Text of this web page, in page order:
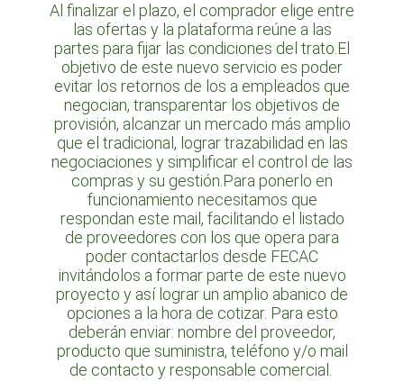
Al finalizar el plazo, el comprador elige entre
las ofertas y la plataforma reúne a las
partes para fijar las condiciones del trato.El
objetivo de este nuevo servicio es poder
evitar los retornos de los a empleados que
negocian, transparentar los objetivos de
provisión, alcanzar un mercado más amplio
que el tradicional, lograr trazabilidad en las
negociaciones y simplificar el control de las
compras y su gestión. Para ponerlo en
funcionamiento necesitamos que
respondan este mail, facilitando el listado
de proveedores con los que opera para
poder contactarlos desde FECAC
invitándolos a formar parte de este nuevo
proyecto y así lograr un amplio abanico de
opciones a la hora de cotizar. Para esto
deberán enviar: nombre del proveedor,
producto que suministra, teléfono y/o mail
de contacto y responsable comercial.